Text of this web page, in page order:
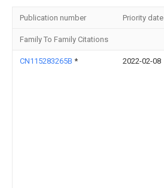
Publication number Priority date
Family To Family Citations
CN115283265B * 2022-02-08